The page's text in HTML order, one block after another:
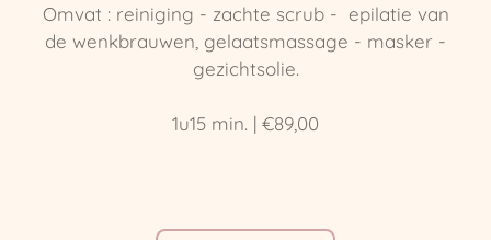
Omvat : reiniging - zachte scrub - epilatie van
de wenkbrauwen, gelaatsmassage - masker -
gezichtsolie.
1u15 min. | €89,00